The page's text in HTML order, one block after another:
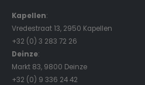
Kapellen:
Vredestraat 13, 2950 Kapellen
+32 (0) 3 283 72 26
Deinze:
Markt 83, 9800 Deinze
+32 (0) 9 336 24 42